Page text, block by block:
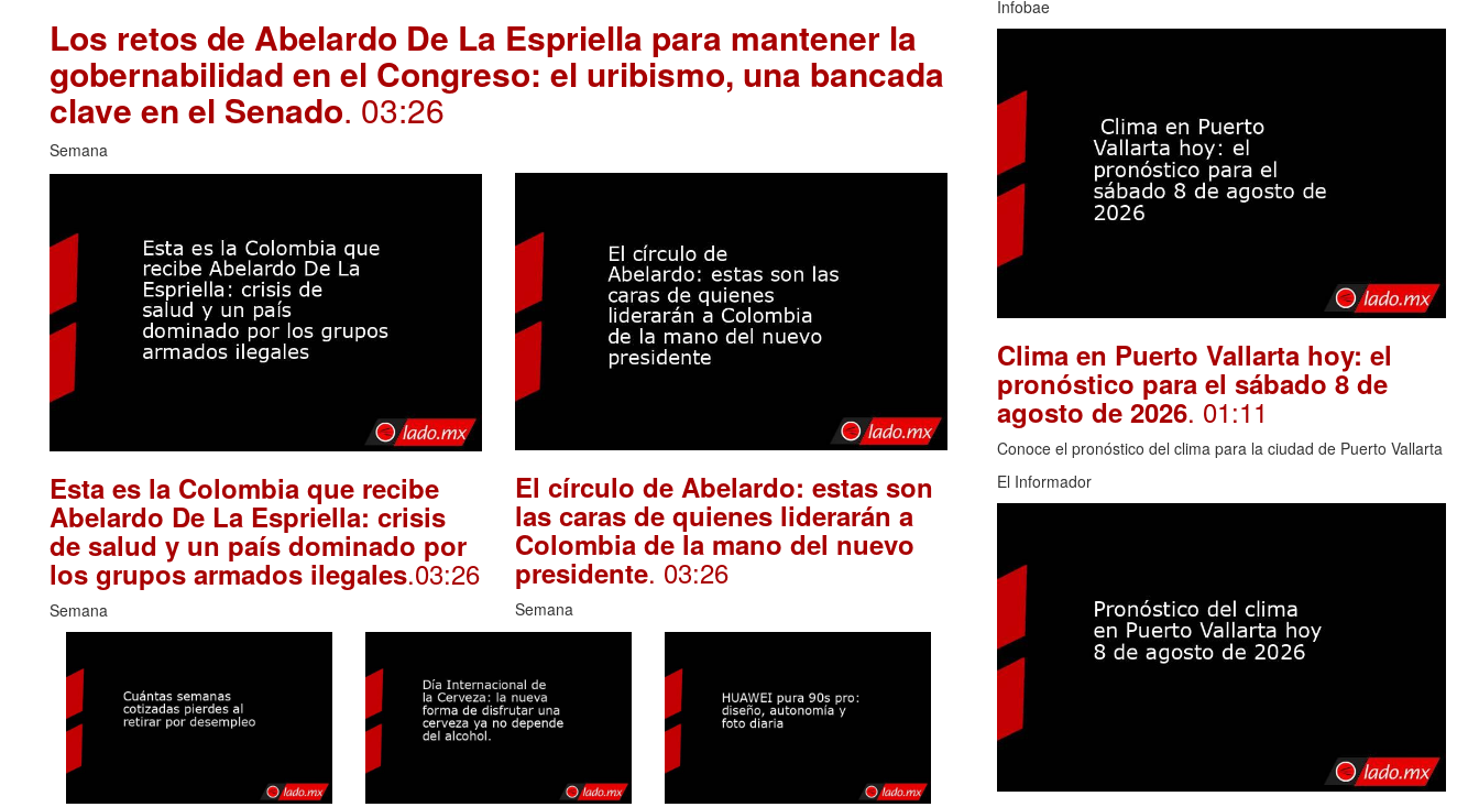
Los retos de Abelardo De La Espriella para mantener la
gobernabilidad en el Congreso: el uribismo, una bancada
clave en el Senado. 03:26
Semana
Esta es la Colombia que recibe
Abelardo De La Espriella: crisis
de salud y un país dominado por
los grupos armados ilegales.03:26
Semana
El círculo de Abelardo: estas son
las caras de quienes liderarán a
Colombia de la mano del nuevo
presidente. 03:26
Semana
Infobae
Clima en Puerto Vallarta hoy: el
pronóstico para el sábado 8 de
agosto de 2026. 01:11
Conoce el pronóstico del clima para la ciudad de Puerto Vallarta
El Informador